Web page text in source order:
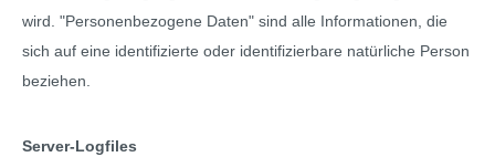
wird. "Personenbezogene Daten" sind alle Informationen, die
sich auf eine identifizierte oder identifizierbare natürliche Person
beziehen.
Server-Logfiles